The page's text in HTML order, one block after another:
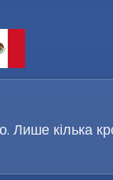
кілька